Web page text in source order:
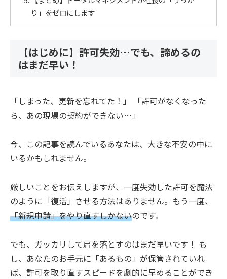
り」をゼロにします
【はじめに】許可失効…でも、諦めるの
はまだ早い！
「しまった、更新を忘れてた！」 「許可がなくなった
ら、あの現場の契約ができない…」
今、この記事を読んでいるあなたは、大きな不安の中に
いるかもしれません。
厳しいことをお伝えしますが、一度失効した許可を魔法
のように「復活」させる方法はありません。もう一度、
「新規申請」をやり直すしかないのです。
でも、ガッカリして肩を落とすのはまだ早いです！ も
し、あなたのお手元に「あるもの」が保管されていれ
ば、許可を取り直すスピードを劇的に早めることができ